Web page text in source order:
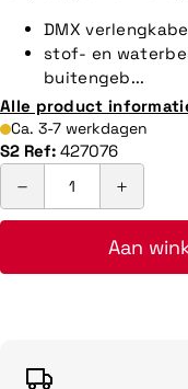
DMX
stof- en
buitengeb...
Alle product
Ca. 3-7 werkdagen
S2 Ref: 427076
Aan